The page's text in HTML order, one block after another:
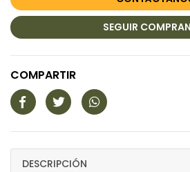
SEGUIR
COMPARTIR
DESCRIPCIÓN